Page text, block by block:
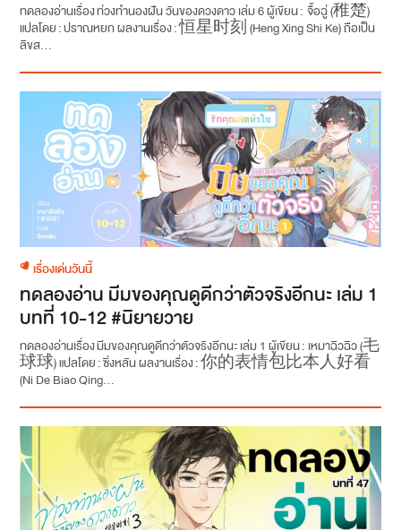
ทดลองอ่านเรื่อง ท่วงทำนองฝัน วันของดวงดาว เล่ม 6 ผู้เขียน : จื้อฉู่ (稚楚)
แปลโดย : ปราณหยก ผลงานเรื่อง : 恒星时刻 (Heng Xing Shi Ke) ถือเป็น
ลิขส...
เรื่องเด่นวันนี้
ทดลองอ่าน มีมของคุณดูดีกว่าตัวจริงอีกนะ เล่ม 1
บทที่ 10-12 #นิยายวาย
ทดลองอ่านเรื่อง มีมของคุณดูดีกว่าตัวจริงอีกนะ เล่ม 1 ผู้เขียน : เหมาฉิวฉิว (毛
球球) แปลโดย : ซิ่งหลัน ผลงานเรื่อง : 你的表情包比本人好看
(Ni De Biao Qing...